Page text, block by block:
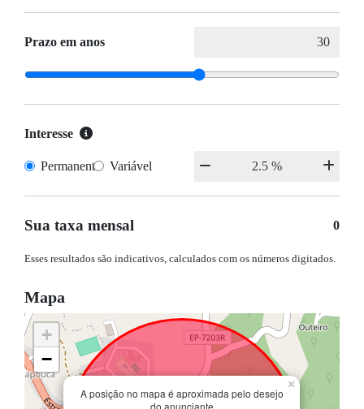
Prazo em anos
Interesse
Permanente Variável
Sua taxa mensal 0
Esses resultados são indicativos, calculados com os números digitados.
Mapa
A posição no mapa é aproximada pelo desejo
×
+
−